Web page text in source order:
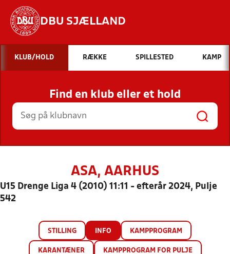
DBU SJÆLLAND
Hvad vil du søge efter?
INDHOLD OG NYHEDER
STILLINGER, RESULTATER, KLUBBER OG
HOLD
KLUB/HOLD RÆKKE SPILLESTED KAMP
Find en klub eller et hold
ASA, AARHUS
U15 Drenge Liga 4 (2010) 11:11 - efterår 2024, Pulje
542
STILLING INFO KAMPPROGRAM
KARANTÆNER KAMPPROGRAM FOR PULJE